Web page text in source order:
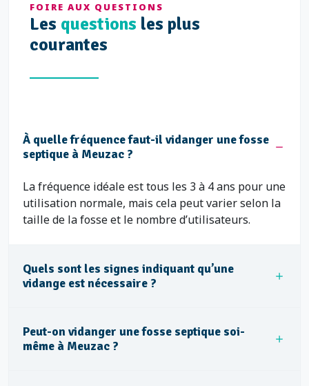
FOIRE AUX QUESTIONS
Les questions les plus
courantes
À quelle fréquence faut-il vidanger une fosse
septique à Meuzac ?
La fréquence idéale est tous les 3 à 4 ans pour une
utilisation normale, mais cela peut varier selon la
taille de la fosse et le nombre d’utilisateurs.
Quels sont les signes indiquant qu’une
vidange est nécessaire ?
Peut-on vidanger une fosse septique soi-
même à Meuzac ?